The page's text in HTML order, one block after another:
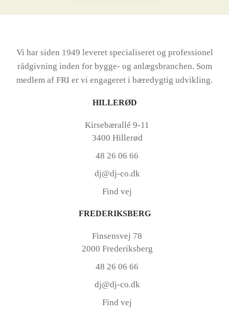
Vi har siden 1949 leveret specialiseret og professionel
rådgivning inden for bygge- og anlægsbranchen. Som
medlem af FRI er vi engageret i bæredygtig udvikling.
HILLERØD
Kirsebærallé 9-11
3400 Hillerød
48 26 06 66
dj@dj-co.dk
Find vej
FREDERIKSBERG
Finsensvej 78
2000 Frederiksberg
48 26 06 66
dj@dj-co.dk
Find vej